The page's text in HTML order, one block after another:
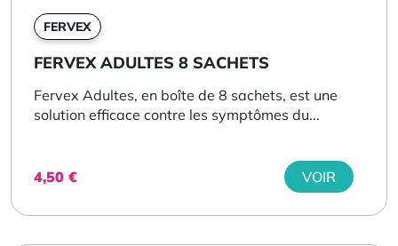
FERVEX
FERVEX ADULTES 8 SACHETS
Fervex Adultes, en boîte de 8 sachets, est une
solution efficace contre les symptômes du...
4,50 € VOIR